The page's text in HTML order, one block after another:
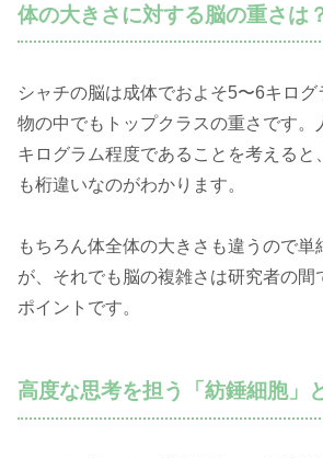
体の大きさに対する脳の重さは
シャチの脳は成体でおよそ5〜6キロ
物の中でもトップクラスの重さです。
キログラム程度であることを考えると
も桁違いなのがわかります。
もちろん体全体の大きさも違うので単
が、それでも脳の複雑さは研究者の間
ポイントです。
高度な思考を担う「紡錘細胞」